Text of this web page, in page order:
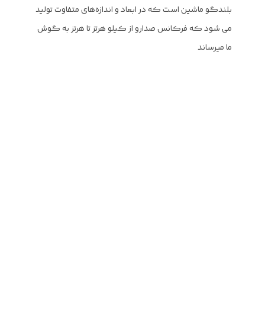
بلندگو ماشین است که در ابعاد و اندازه‌های متفاوت تولید
می شود که فرکانس صدارو از کیلو هرتز تا هرتز به گوش
ما میرساند